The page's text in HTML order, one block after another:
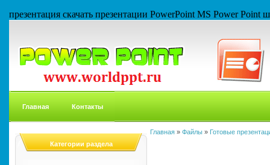
презентация скачать презентации PowerPoint MS Power
Главная Контакты
Категории раздела
Главная » Файлы » Готовые